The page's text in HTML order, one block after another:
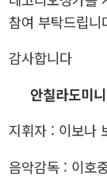
참여 부탁드립니
감사합니다
안칠라도미
지휘자 : 이보나
음악감독 : 이호